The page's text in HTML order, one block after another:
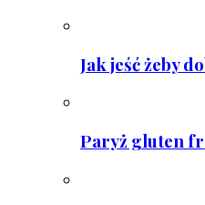
Jak jeść żeby
Paryż gluten